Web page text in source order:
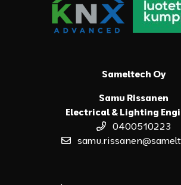
Sameltech Oy
Samu Rissanen
Electrical & Lighting
0400510223